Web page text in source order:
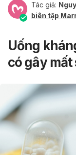
Tác giả:
biên tập
Uống
có gây mất